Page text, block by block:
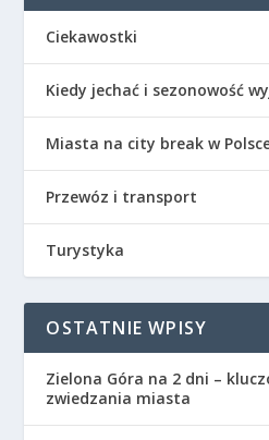
Ciekawostki
Kiedy jechać i sezonowość
Miasta na city break w
Przewóz i transport
Turystyka
OSTATNIE WPISY
Zielona Góra na 2 dni –
zwiedzania miasta